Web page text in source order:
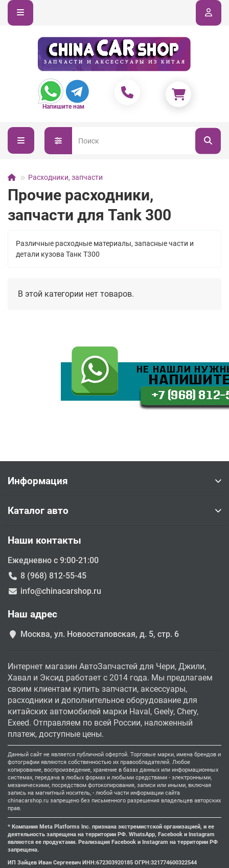
Напишите нам
Расходники, запчасти
Прочие расходники,
запчасти для Tank 300
Различные расходные материалы, запасные части и
детали кузова Танк Т300
В этой категории нет товаров.
Информация
Каталог авто
Наши контакты
Ежедневно с 9:00-21:00
8 (968) 812-55-45
info@chinacarshop.ru
Наш адрес
Москва, ул. Новоостаповская, д. 5, стр. 6
Интернет магазин АвтоЗапчастей для Чери, Джили,
Хавал и Эксид работает с 2014 года. Мы предлагаем
своим клиентам купить запчасти, аксессуары,
расходники и дополнительное оборудование для
китайских автомобилей марки Haval, Geely, Chery,
Exeed. Отправляем по всей России, наложенный
платеж, доступные цены.
Данный сайт не является публичной офертой. Торговые марки, имена брендов и
фотографии являются собственностью их правообладателей. Любое
копирование, воспроизведение, хранение в базах данных или информационных
системах, передача в любых формах и любыми средствами - электронными,
механическими, посредством фотокопирования, записи или иными, включая
запись на магнитный носитель, - любой части информации сайта
chinacarshop.ru запрещено без письменного разрешения владельцев авторских
прав.
* Компания Meta Platforms Inc. признана экстремистской организацией, и ее
деятельность запрещена на территории РФ. WhatsApp, Facebook и Instagram
являются ее продуктами. Реализация Facebook и Instagram на территории РФ
запрещена.
ИП Зайцев Иван Сергеевич ИНН:672303920185 ОГРН:321774600322544